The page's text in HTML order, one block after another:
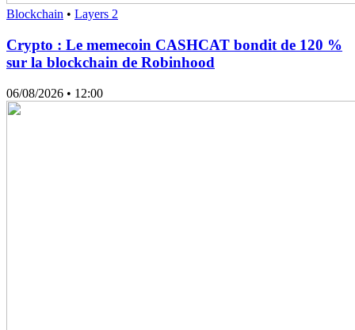
Blockchain • Layers 2
Crypto : Le memecoin CASHCAT bondit de 120 %
sur la blockchain de Robinhood
06/08/2026 • 12:00